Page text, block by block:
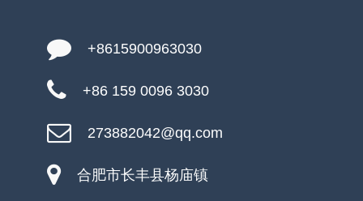
+8615900963030
+86 159 0096 3030
273882042@qq.com
合肥市长丰县杨庙镇